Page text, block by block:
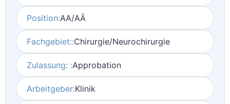
Position:AA/AÄ
Fachgebiet::Chirurgie/Neurochirurgie
Zulassung: :Approbation
Arbeitgeber:Klinik